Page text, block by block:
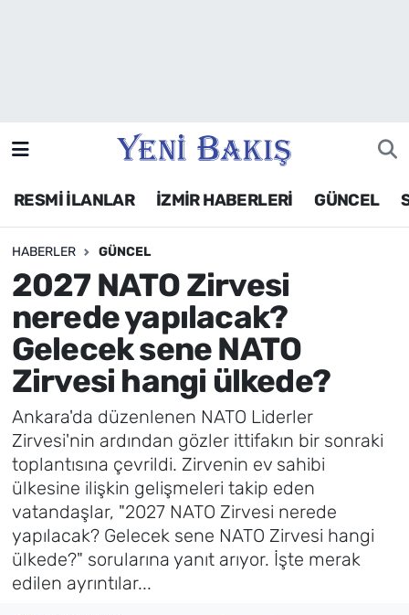
RESMİ İLANLAR İZMİR HABERLERİ GÜNCEL
HABERLER GÜNCEL
2027 NATO Zirvesi
nerede yapılacak?
Gelecek sene NATO
Zirvesi hangi ülkede?
Ankara'da düzenlenen NATO Liderler
Zirvesi'nin ardından gözler ittifakın bir sonraki
toplantısına çevrildi. Zirvenin ev sahibi
ülkesine ilişkin gelişmeleri takip eden
vatandaşlar, "2027 NATO Zirvesi nerede
yapılacak? Gelecek sene NATO Zirvesi hangi
ülkede?" sorularına yanıt arıyor. İşte merak
edilen ayrıntılar...
Siyaset
Asayiş / Polis-Adliye
Magazin
Foto Galeri
Künye
İletişim